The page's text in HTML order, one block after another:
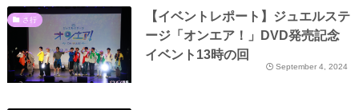
さ行
【イベントレポート】ジュエルステ
ージ「オンエア！」DVD発売記念
イベント13時の回
September 4, 2024